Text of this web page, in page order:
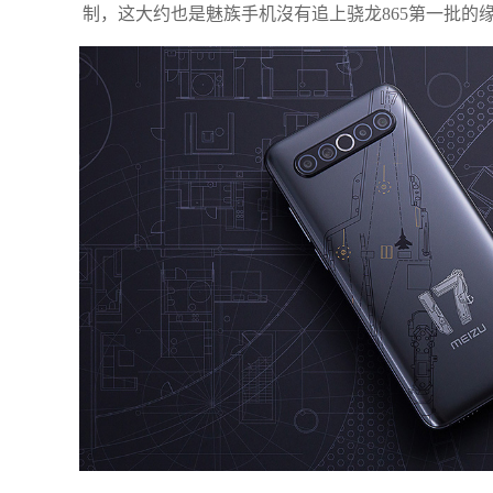
制，这大约也是魅族手机沒有追上骁龙865第一批的